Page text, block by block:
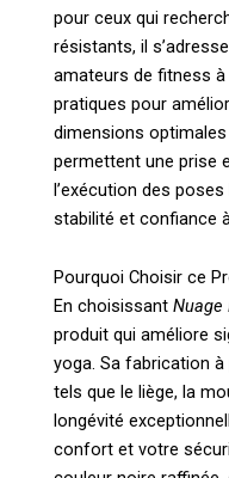
pour ceux qui
résistants, il
amateurs de fitness
pratiques pour
dimensions optimales
permettent une prise
l’exécution des
stabilité et confiance
Pourquoi Choisir ce
En choisissant Nuage
produit qui améliore
yoga. Sa fabrication
tels que le liège, la
longévité
confort et votre